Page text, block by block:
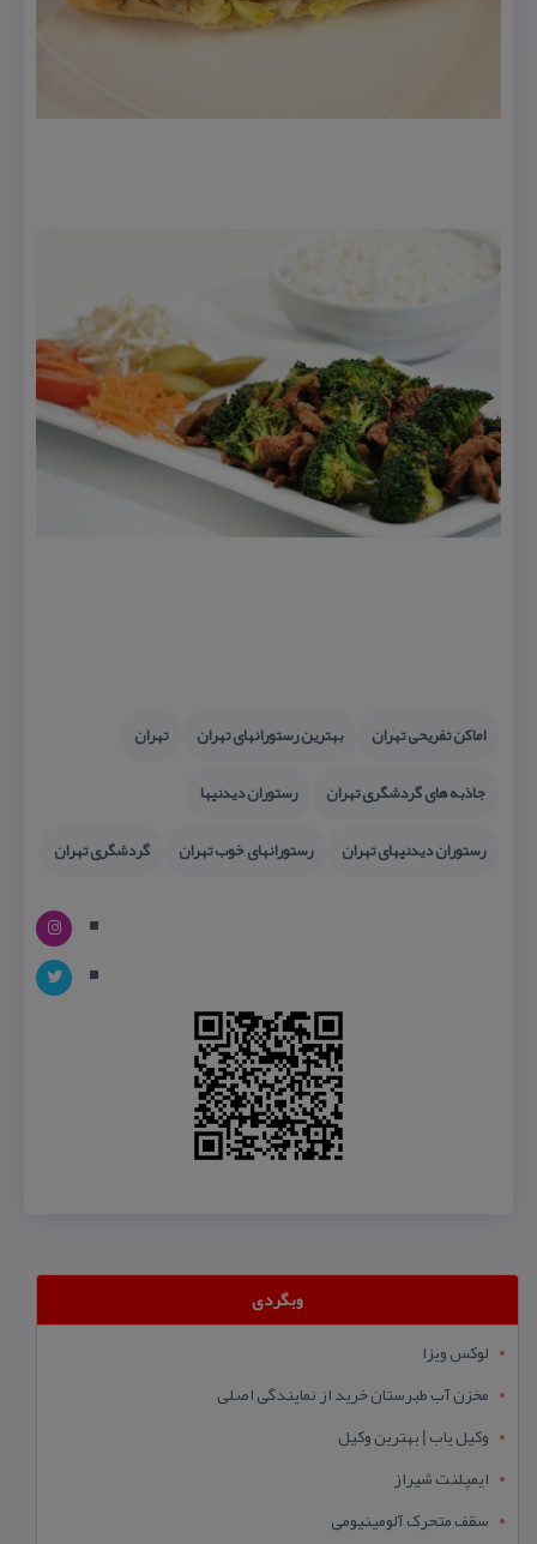
اماكن تفریحی تهران بهترین رستورانهای تهران
تهران
جاذبه های گردشگری تهران
رستوران دیدنیها
رستوران دیدنیهای تهران
رستورانهای خوب تهران گردشگری تهران
وبگردی
لوکس ویزا
مخزن آب طبرستان خرید از نمایندگی اصلی
وکیل یاب | بهترین وکیل
ایمپلنت شیراز
سقف متحرک آلومینیومی